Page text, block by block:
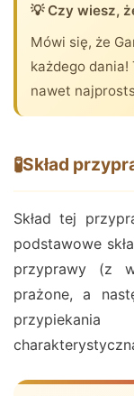
💡 Czy wiesz,
Mówi się, że
każdego
nawet
🧪Skład
Skład tej
podstawowe
przyprawy (z
prażone, a